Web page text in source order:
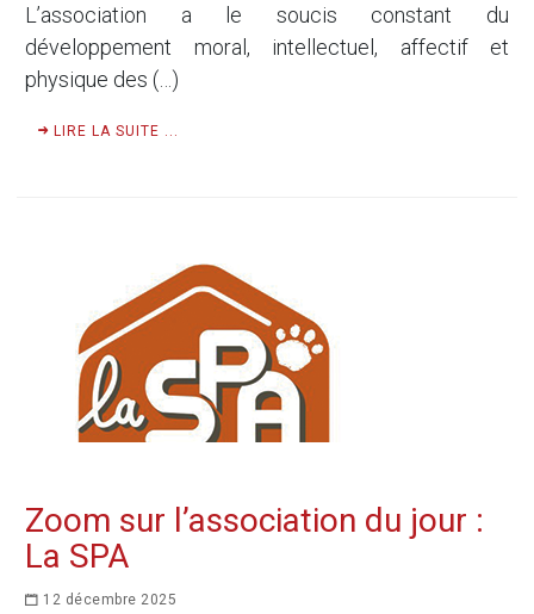
L’association a le soucis constant du
développement moral, intellectuel, affectif et
physique des (…)
LIRE LA SUITE ...
Zoom sur l’association du jour :
La SPA
12 décembre 2025